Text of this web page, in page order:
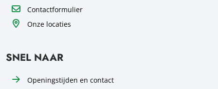
Contactformulier
Onze locaties
SNEL NAAR
Openingstijden en contact